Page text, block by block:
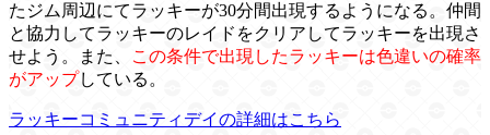
たジム周辺にてラッキーが30分間出現するようになる。仲間
と協力してラッキーのレイドをクリアしてラッキーを出現さ
せよう。また、
この条件で出現したラッキーは色違いの確率
がアップしている。
ラッキーコミュニティデイの詳細はこちら